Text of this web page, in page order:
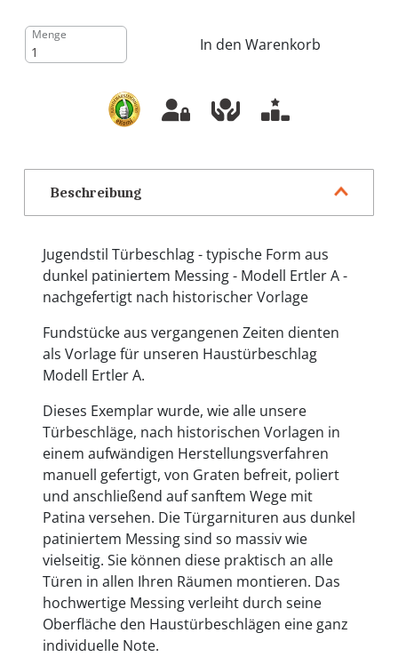
Menge
In den Warenkorb
Beschreibung
Jugendstil Türbeschlag - typische Form aus
dunkel patiniertem Messing - Modell Ertler A -
nachgefertigt nach historischer Vorlage
Fundstücke aus vergangenen Zeiten dienten
als Vorlage für unseren Haustürbeschlag
Modell Ertler A.
Dieses Exemplar wurde, wie alle unsere
Türbeschläge, nach historischen Vorlagen in
einem aufwändigen Herstellungsverfahren
manuell gefertigt, von Graten befreit, poliert
und anschließend auf sanftem Wege mit
Patina versehen. Die Türgarnituren aus dunkel
patiniertem Messing sind so massiv wie
vielseitig. Sie können diese praktisch an alle
Türen in allen Ihren Räumen montieren. Das
hochwertige Messing verleiht durch seine
Oberfläche den Haustürbeschlägen eine ganz
individuelle Note.